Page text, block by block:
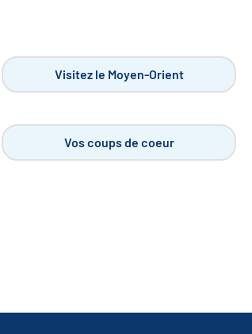
Visitez le Moyen-Orient
Vos coups de coeur